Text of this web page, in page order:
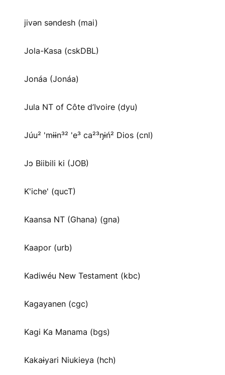
jivən səndesh (mai)
Jola-Kasa (cskDBL)
Jonáa (Jonáa)
Jula NT of Côte d’Ivoire (dyu)
Júu² 'mɨɨn³² 'e³ ca²³ŋɨń² Dios (cnl)
Jɔ Biibili ki (JOB)
K'iche' (qucT)
Kaansa NT (Ghana) (gna)
Kaapor (urb)
Kadiwéu New Testament (kbc)
Kagayanen (cgc)
Kagi Ka Manama (bgs)
Kakaɨyari Niukieya (hch)